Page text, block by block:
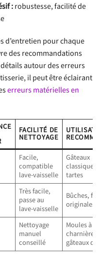
:robustesse, facilité de
d’entretien pour chaque
des recommandations
autour des erreurs
il peut être éclairant
erreurs matérielles en
FACILITÉ DE
NETTOYAGE
Facile,
compatible
lave-vaisselle
Gâteaux
classiques,
tartes
Très facile,
passe au
lave-vaisselle
Bûches,
originales
Nettoyage
manuel
conseillé
Moules à
charnière,
gâteaux